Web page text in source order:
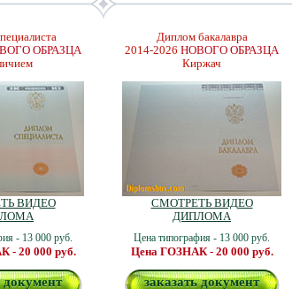
ОБРАЗЦА
ВИДЕО
- 13 000 руб.
- 20 000 руб.
документ
Диплом бакалавра
2014-2026 НОВОГО ОБРАЗЦА
Киржач
СМОТРЕТЬ ВИДЕО
ДИПЛОМА
Цена типография - 13 000 руб.
Цена ГОЗНАК - 20 000 руб.
заказать документ